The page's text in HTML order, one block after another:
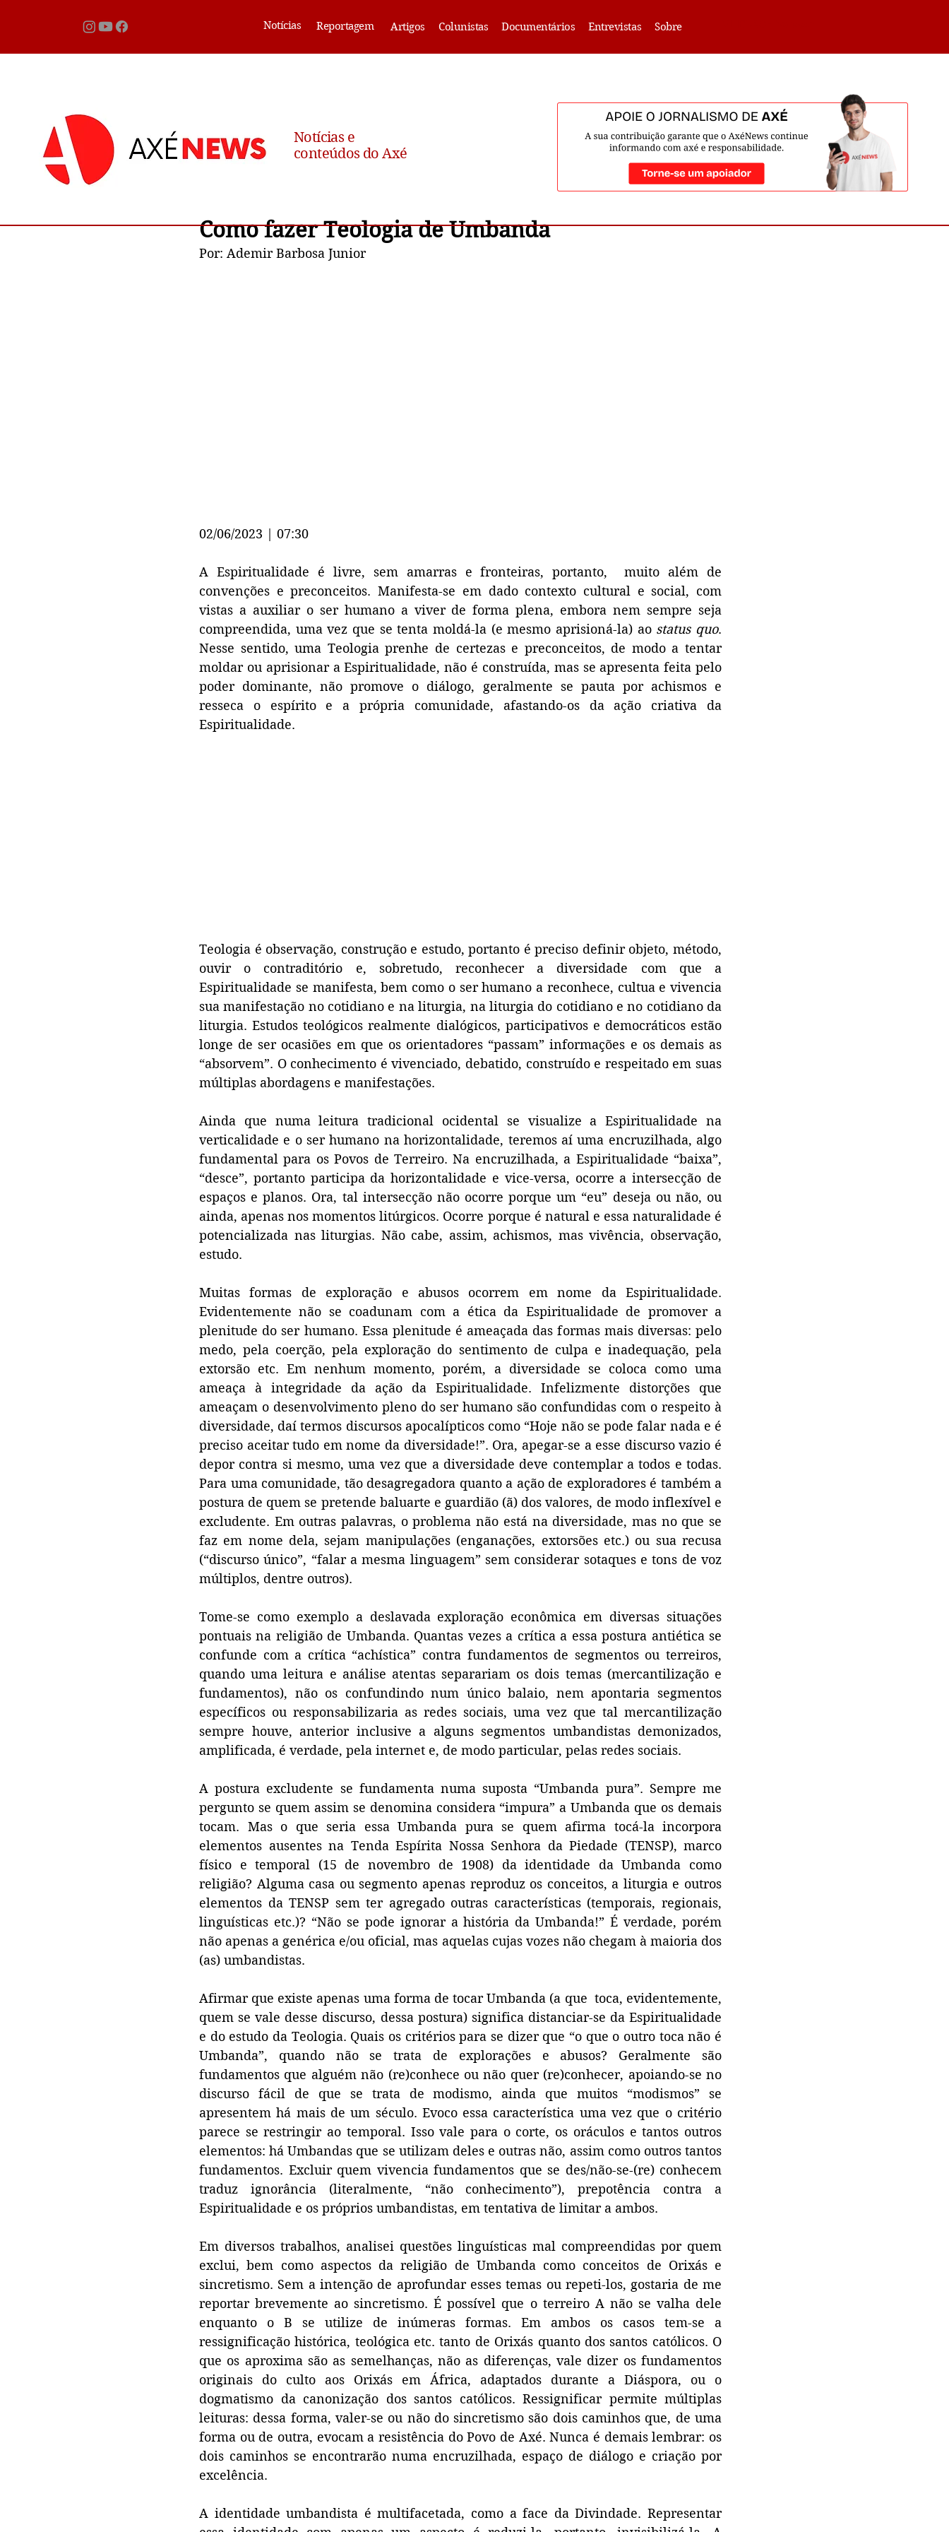
Notícias Reportagem Artigos Colunistas Documentários Entrevistas Sobre
Notícias e
conteúdos do Axé
Como fazer Teologia de Umbanda
Por: Ademir Barbosa Junior
02/06/2023 | 07:30
A Espiritualidade é livre, sem amarras e fronteiras, portanto,  muito além de
convenções e preconceitos. Manifesta-se em dado contexto cultural e social, com
vistas a auxiliar o ser humano a viver de forma plena, embora nem sempre seja
compreendida, uma vez que se tenta moldá-la (e mesmo aprisioná-la) ao status quo.
Nesse sentido, uma Teologia prenhe de certezas e preconceitos, de modo a tentar
moldar ou aprisionar a Espiritualidade, não é construída, mas se apresenta feita pelo
poder dominante, não promove o diálogo, geralmente se pauta por achismos e
resseca o espírito e a própria comunidade, afastando-os da ação criativa da
Espiritualidade.
Teologia é observação, construção e estudo, portanto é preciso definir objeto, método,
ouvir o contraditório e, sobretudo, reconhecer a diversidade com que a
Espiritualidade se manifesta, bem como o ser humano a reconhece, cultua e vivencia
sua manifestação no cotidiano e na liturgia, na liturgia do cotidiano e no cotidiano da
liturgia. Estudos teológicos realmente dialógicos, participativos e democráticos estão
longe de ser ocasiões em que os orientadores “passam” informações e os demais as
“absorvem”. O conhecimento é vivenciado, debatido, construído e respeitado em suas
múltiplas abordagens e manifestações.
Ainda que numa leitura tradicional ocidental se visualize a Espiritualidade na
verticalidade e o ser humano na horizontalidade, teremos aí uma encruzilhada, algo
fundamental para os Povos de Terreiro. Na encruzilhada, a Espiritualidade “baixa”,
“desce”, portanto participa da horizontalidade e vice-versa, ocorre a intersecção de
espaços e planos. Ora, tal intersecção não ocorre porque um “eu” deseja ou não, ou
ainda, apenas nos momentos litúrgicos. Ocorre porque é natural e essa naturalidade é
potencializada nas liturgias. Não cabe, assim, achismos, mas vivência, observação,
estudo.
Muitas formas de exploração e abusos ocorrem em nome da Espiritualidade.
Evidentemente não se coadunam com a ética da Espiritualidade de promover a
plenitude do ser humano. Essa plenitude é ameaçada das formas mais diversas: pelo
medo, pela coerção, pela exploração do sentimento de culpa e inadequação, pela
extorsão etc. Em nenhum momento, porém, a diversidade se coloca como uma
ameaça à integridade da ação da Espiritualidade. Infelizmente distorções que
ameaçam o desenvolvimento pleno do ser humano são confundidas com o respeito à
diversidade, daí termos discursos apocalípticos como “Hoje não se pode falar nada e é
preciso aceitar tudo em nome da diversidade!”. Ora, apegar-se a esse discurso vazio é
depor contra si mesmo, uma vez que a diversidade deve contemplar a todos e todas.
Para uma comunidade, tão desagregadora quanto a ação de exploradores é também a
postura de quem se pretende baluarte e guardião (ã) dos valores, de modo inflexível e
excludente. Em outras palavras, o problema não está na diversidade, mas no que se
faz em nome dela, sejam manipulações (enganações, extorsões etc.) ou sua recusa
(“discurso único”, “falar a mesma linguagem” sem considerar sotaques e tons de voz
múltiplos, dentre outros).
Tome-se como exemplo a deslavada exploração econômica em diversas situações
pontuais na religião de Umbanda. Quantas vezes a crítica a essa postura antiética se
confunde com a crítica “achística” contra fundamentos de segmentos ou terreiros,
quando uma leitura e análise atentas separariam os dois temas (mercantilização e
fundamentos), não os confundindo num único balaio, nem apontaria segmentos
específicos ou responsabilizaria as redes sociais, uma vez que tal mercantilização
sempre houve, anterior inclusive a alguns segmentos umbandistas demonizados,
amplificada, é verdade, pela internet e, de modo particular, pelas redes sociais.
A postura excludente se fundamenta numa suposta “Umbanda pura”. Sempre me
pergunto se quem assim se denomina considera “impura” a Umbanda que os demais
tocam. Mas o que seria essa Umbanda pura se quem afirma tocá-la incorpora
elementos ausentes na Tenda Espírita Nossa Senhora da Piedade (TENSP), marco
físico e temporal (15 de novembro de 1908) da identidade da Umbanda como
religião? Alguma casa ou segmento apenas reproduz os conceitos, a liturgia e outros
elementos da TENSP sem ter agregado outras características (temporais, regionais,
linguísticas etc.)? “Não se pode ignorar a história da Umbanda!” É verdade, porém
não apenas a genérica e/ou oficial, mas aquelas cujas vozes não chegam à maioria dos
(as) umbandistas.
Afirmar que existe apenas uma forma de tocar Umbanda (a que  toca, evidentemente,
quem se vale desse discurso, dessa postura) significa distanciar-se da Espiritualidade
e do estudo da Teologia. Quais os critérios para se dizer que “o que o outro toca não é
Umbanda”, quando não se trata de explorações e abusos? Geralmente são
fundamentos que alguém não (re)conhece ou não quer (re)conhecer, apoiando-se no
discurso fácil de que se trata de modismo, ainda que muitos “modismos” se
apresentem há mais de um século. Evoco essa característica uma vez que o critério
parece se restringir ao temporal. Isso vale para o corte, os oráculos e tantos outros
elementos: há Umbandas que se utilizam deles e outras não, assim como outros tantos
fundamentos. Excluir quem vivencia fundamentos que se des/não-se-(re) conhecem
traduz ignorância (literalmente, “não conhecimento”), prepotência contra a
Espiritualidade e os próprios umbandistas, em tentativa de limitar a ambos.
Em diversos trabalhos, analisei questões linguísticas mal compreendidas por quem
exclui, bem como aspectos da religião de Umbanda como conceitos de Orixás e
sincretismo. Sem a intenção de aprofundar esses temas ou repeti-los, gostaria de me
reportar brevemente ao sincretismo. É possível que o terreiro A não se valha dele
enquanto o B se utilize de inúmeras formas. Em ambos os casos tem-se a
ressignificação histórica, teológica etc. tanto de Orixás quanto dos santos católicos. O
que os aproxima são as semelhanças, não as diferenças, vale dizer os fundamentos
originais do culto aos Orixás em África, adaptados durante a Diáspora, ou o
dogmatismo da canonização dos santos católicos. Ressignificar permite múltiplas
leituras: dessa forma, valer-se ou não do sincretismo são dois caminhos que, de uma
forma ou de outra, evocam a resistência do Povo de Axé. Nunca é demais lembrar: os
dois caminhos se encontrarão numa encruzilhada, espaço de diálogo e criação por
excelência.
A identidade umbandista é multifacetada, como a face da Divindade. Representar